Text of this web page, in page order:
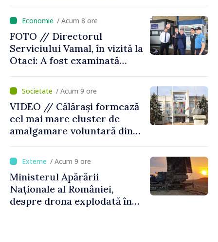
/ Acum 8 ore
FOTO // Directorul
Serviciului Vamal, în vizită la
Otaci: A fost examinată
control vamal cu un scanner
performant/ Acum 9 ore
VIDEO // Călărași formează
cel mai mare cluster de
amalgamare voluntară din
orășenesc a aprobat decizia
finală
/ Acum 9 ore
Ministerul Apărării
Naționale al României,
despre drona explodată în